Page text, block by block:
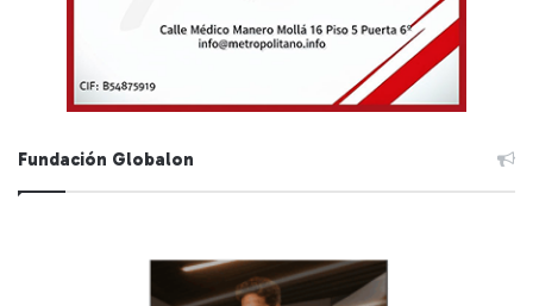
Fundación Globalon